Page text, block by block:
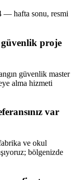
— hafta sonu, resmi
proje
güvenlik master
alma hizmeti
var
ve okul
bölgenizde